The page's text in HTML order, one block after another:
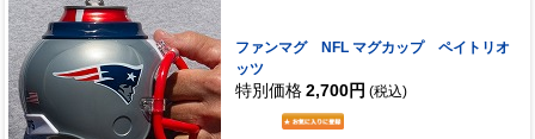
ファンマグ NFL マグカップ ペイトリオ
ッツ
特別価格 2,700円 (税込)